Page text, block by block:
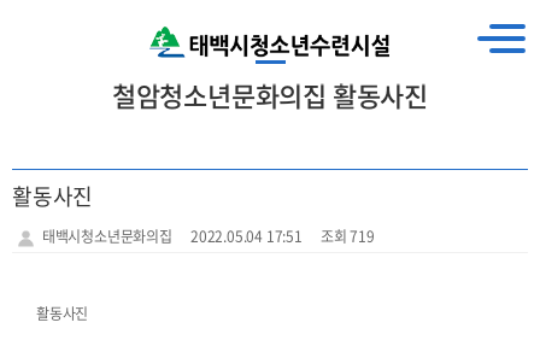
철암청소년문화의집 활동사진
활동사진
태백시청소년문화의집 2022.05.04 17:51 조회 719
활동사진